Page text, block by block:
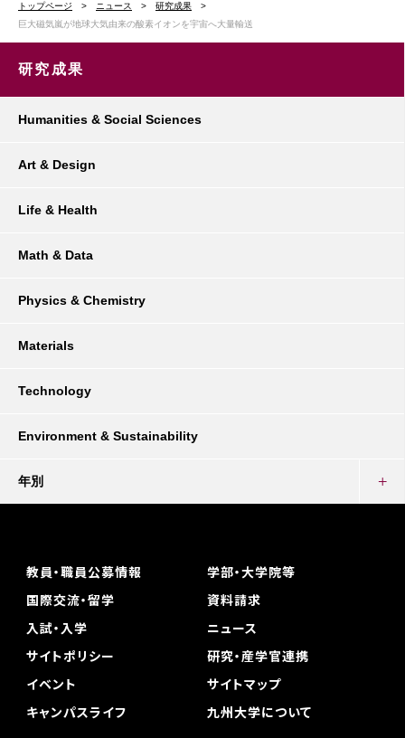
トップページ ニュース
研究成果
巨大磁気嵐が地球大気由来の酸素イオンを宇宙へ大量輸送
研究成果
Humanities & Social Sciences
Art & Design
Life & Health
Math & Data
Physics & Chemistry
Materials
Technology
Environment & Sustainability
年別
教員・職員公募情報
学部・大学院等
国際交流・留学
資料請求
入試・入学
ニュース
サイトポリシー
研究・産学官連携
イベント
サイトマップ
キャンパスライフ
九州大学について